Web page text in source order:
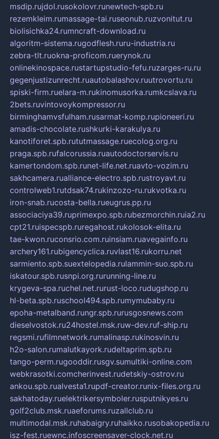
msdip.rujdol.rusokolovr.runewtech-spb.ru
rezemkleim.rumassage-tai.ruseonub.ruzvonitut.ru
biolisichka24.rumncraft-download.ru
algoritm-sistema.rugodflesh.ruru-industria.ru
zebra-tlt.ruokna-proficom.ruerynok.ru
onlinekinospace.rustartupstudio-fefu.ruzarges-ru.ru
gegenjustizunrecht.ruautobalashov.ruutrovortu.ru
spiski-firm.ruelara-m.rukinomusorka.rumkcslava.ru
2bets.ruvintovoykompressor.ru
birminghamvsfulham.rusarmat-komp.rupioneeri.ru
amadis-chocolate.rushkurki-karakulya.ru
kanotiforet.spb.rututmassage.ruecolog.org.ru
praga.spb.rufalcorussia.ruautodoctorservis.ru
kamertondom.spb.runet-life.net.ruavto-vozim.ru
sakhcamera.rualliance-electro.spb.rustroyavt.ru
controlweb1.rutdsak74.rukinzozo-ru.rukvotka.ru
iron-snab.rucosta-bella.rueugrus.pp.ru
associaciya39.ruprimexpo.spb.rubezmorchin.ruia2.ru
cpt21.ruispecspb.ruregahost.rukolosok-elita.ru
tae-kwon.ruconsrio.com.ruinsiam.ruavegainfo.ru
archery161.rubigencyclica.ruvlast16.rukorru.net
sarmiento.spb.suextelopedia.rulammin-suo.spb.ru
iskatour.spb.rusnpi.org.rurunning-line.ru
krygeva-spa.ruchel.net.rurust-loco.rudugshop.ru
hl-beta.spb.ruschool494.spb.rumymubaby.ru
epoha-metalband.rungr.spb.rurusgosnews.com
dieselvostok.ru24hostel.msk.ruw-dev.ruf-ship.ru
regsmi.rufilmnetwork.rumalinasp.rukinosvin.ru
h2o-salon.rumalutkayork.rudeltaprim.spb.ru
tango-perm.rugooddir.rusgv.sumultiki-online.com
webkrasotki.comcherinvest.rudetskiy-ostrov.ru
ankou.spb.rualvesta1.rupdf-creator.runix-files.org.ru
sakhatoday.ruelektrikersymboler.rusputnikyes.ru
golf2club.msk.ruaeforums.ruzallclub.ru
multimodal.msk.ruhabaigry.ruhaikko.rusobakopedia.ru
isz-fest.ruewnc.infoscreensaver-clock.net.ru